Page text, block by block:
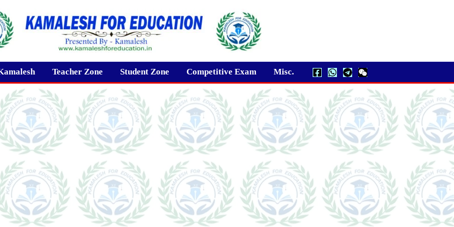
Teacher Zone Student Zone Competitive Exam Misc.